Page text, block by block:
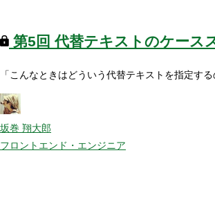
第5回 代替テキストのケース
「こんなときはどういう代替テキストを指定す
坂巻 翔大郎
フロントエンド・エンジニア